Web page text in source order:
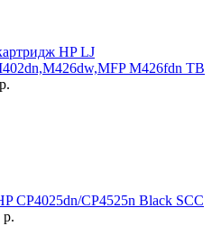
HP LJ
M426fdn TB
CP4025dn/CP4525n Black SCC
р.